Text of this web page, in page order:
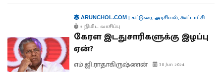
ARUNCHOL.COM| கட்டுரை,அரசியல்,கூட்டாட்சி
5 நிமிட வாசிப்பு
கேரள இடதுசாரிகளுக்கு இழப்பு
ஏன்?
எம்.ஜி.ராதாகிருஷ்ணன் 30 Jun 2024